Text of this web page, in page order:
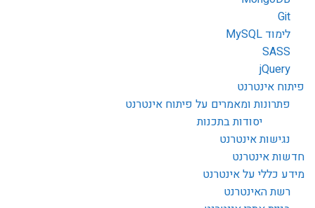
Git
לימוד MySQL
SASS
jQuery
פיתוח אינטרנט
פתרונות ומאמרים על פיתוח אינטרנט
יסודות בתכנות
נגישות אינטרנט
חדשות אינטרנט
מידע כללי על אינטרנט
רשת האינטרנט